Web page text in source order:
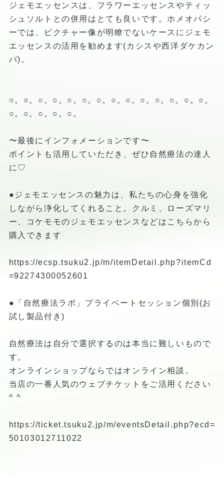
ジェモエッセンスは、フラワーエッセンスやティッ
シュソルトとの併用はとても良いです。ホメオパシ
ーでは、ピクチャー像が明瞭でないケースにジェモ
エッセンスの活用を勧めます(カシスや西洋ダケカン
バ)。
○。○。○。○。○。○。○。○。○。○。○。○。○。○。
○。○。○。○。○。
〜最後にインフォメーションです〜
ポイントも活用していただき、ぜひ自然療法の達人
に♡
●ジェモエッセンスの魅力は、私たちの心身を強化
しながら浄化してくれること。クルミ、ローズマリ
ー、コケモモのジェモエッセンスなどはこちらから
購入できます
https://ecsp.tsuku2.jp/m/itemDetail.php?itemCd
=92274300052601
●「自然療法ラボ」プライベートセッション個別(お
試し製品付き)
自然療法は自分で選択するのは本当に難しいもので
す。
オンラインショップならではオンライン相談。
当店の一番人気のウェブチケットをご活用ください
^ ^
https://ticket.tsuku2.jp/m/eventsDetail.php?ecd=
50103012711022